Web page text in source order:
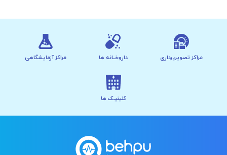
مراکز تصویربرداری داروخــانه ها مراکز آزمایشگاهی
کلینیـک ها